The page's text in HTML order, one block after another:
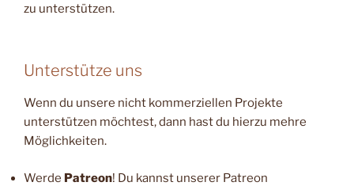
zu unterstützen.
Unterstütze uns
Wenn du unsere nicht kommerziellen Projekte
unterstützen möchtest, dann hast du hierzu mehre
Möglichkeiten.
Werde Patreon! Du kannst unserer Patreon